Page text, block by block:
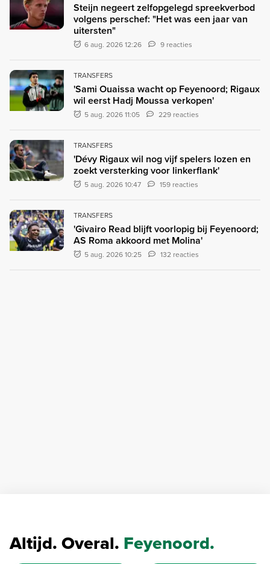
Steijn negeert zelfopgelegd spreekverbod
volgens perschef: "Het was een jaar van
uitersten"
6 aug. 2026 12:26 9 reacties
TRANSFERS
'Sami Ouaissa wacht op Feyenoord; Rigaux
wil eerst Hadj Moussa verkopen'
5 aug. 2026 11:05 229 reacties
TRANSFERS
'Dévy Rigaux wil nog vijf spelers lozen en
zoekt versterking voor linkerflank'
5 aug. 2026 10:47 159 reacties
TRANSFERS
'Givairo Read blijft voorlopig bij Feyenoord;
AS Roma akkoord met Molina'
5 aug. 2026 10:25 132 reacties
Altijd. Overal. Feyenoord.